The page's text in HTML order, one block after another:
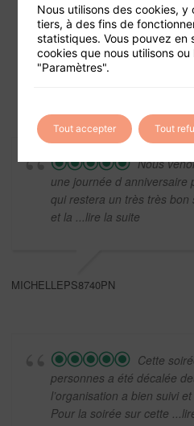
Foire aux
Conditions
Nous
une journée d anniversaire
qui restera un très très
et la ...lire la suite
MICHELLEPS8740PN
Cette
personnes a été décalée
l’organisation a bien suivi
Pour la soirée sur cette
Nous utilisons des cookies, y
tiers, à des fins de
statistiques. Vous pouvez en
cookies que nous utilisons
"Paramètres".
Tout accepter Tout